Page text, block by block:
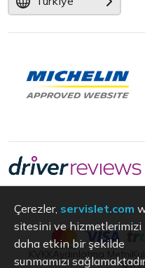
Aydınlatma Metni
Çerezler, servislet.com
sitesini ve hizmetlerimizi
daha etkin bir şekilde
sunmamızı